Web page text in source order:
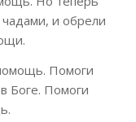
и обрели
Помоги
Боге. Помоги